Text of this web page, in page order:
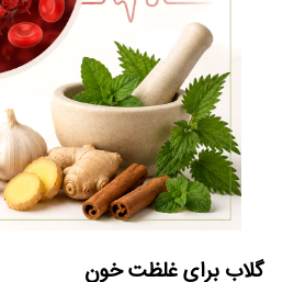
گلاب برای غلظت خون